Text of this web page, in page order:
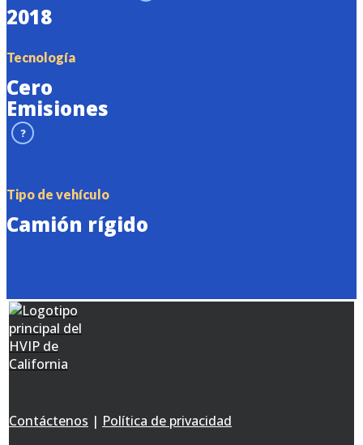
2018
Tecnología
Cero
Emisiones
?
Tipo de vehículo
Camión rígido
Contáctenos | Política de privacidad